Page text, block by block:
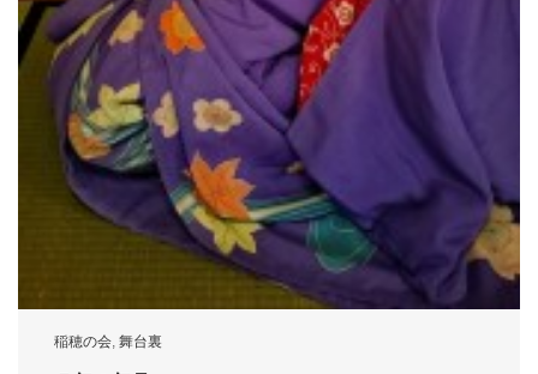
稲穂の会, 舞台裏